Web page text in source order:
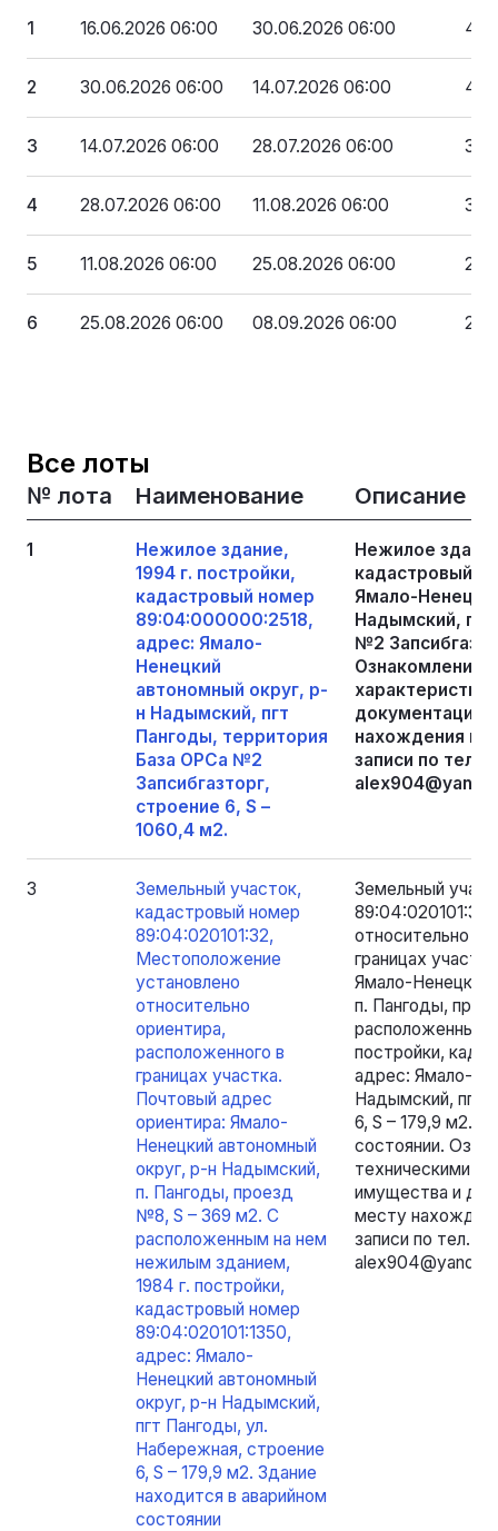
1 16.06.2026 06:00 30.06.2026 06:00 4
2 30.06.2026 06:00 14.07.2026 06:00 4
3 14.07.2026 06:00 28.07.2026 06:00 3
4 28.07.2026 06:00 11.08.2026 06:00 3
5 11.08.2026 06:00 25.08.2026 06:00 2
6 25.08.2026 06:00 08.09.2026 06:00 2
Все лоты
№ лота Наименование Описание
1
Нежилое здание,
1994 г. постройки,
кадастровый номер
89:04:000000:2518,
адрес: Ямало-
Ненецкий
автономный округ, р-
н Надымский, пгт
Пангоды, территория
База ОРСа №2
Запсибгазторг,
строение 6, S –
1060,4 м2.
Нежилое
кадастровый
Ямало-
Надымский,
№2
Ознакомление
нахождения
записи по тел.:
3
Земельный участок,
кадастровый номер
89:04:020101:32,
Местоположение
установлено
относительно
ориентира,
расположенного в
границах участка.
Почтовый адрес
ориентира: Ямало-
Ненецкий автономный
округ, р-н Надымский,
п. Пангоды, проезд
№8, S – 369 м2. С
расположенным на нем
нежилым зданием,
1984 г. постройки,
кадастровый номер
89:04:020101:1350,
адрес: Ямало-
Ненецкий автономный
округ, р-н Надымский,
пгт Пангоды, ул.
Набережная, строение
6, S – 179,9 м2. Здание
находится в аварийном
состоянии
Земельный
относительно
границах
Ямало-Ненецкий
п. Пангоды,
расположенным
постройки,
адрес: Ямало-
Надымский, пгт
6, S – 179,9 м2.
состоянии.
техническими
имущества и
месту
записи по тел.: